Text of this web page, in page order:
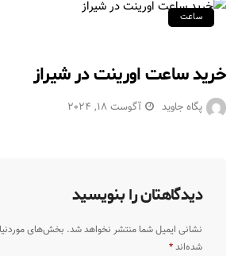
ساعت
خرید ساعت‌ اورینت در شیراز
پگاه جاوید آگوست 18, 2024
دیدگاهتان را بنویسید
نشانی ایمیل شما منتشر نخواهد شد. بخش‌های
شده‌اند*